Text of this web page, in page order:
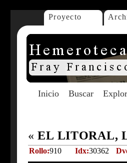
Proyecto
Inicio Buscar
« EL LITORAL,
Rollo:910 Idx:30362